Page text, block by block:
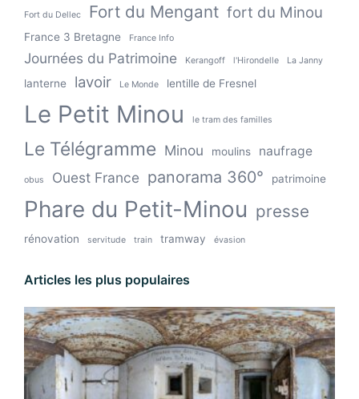
Fort du Dellec Fort du Mengant fort du Minou
France 3 Bretagne France Info
Journées du Patrimoine Kerangoff l'Hirondelle La Janny
lanterne lavoir Le Monde lentille de Fresnel
Le Petit Minou le tram des familles
Le Télégramme Minou moulins naufrage
obus Ouest France panorama 360° patrimoine
Phare du Petit-Minou presse
rénovation servitude train tramway évasion
Articles les plus populaires